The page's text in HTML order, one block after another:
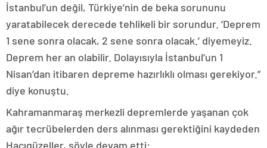
İstanbul’un değil, Türkiye’nin de beka sorununu
yaratabilecek derecede tehlikeli bir sorundur. ‘Deprem
1 sene sonra olacak, 2 sene sonra olacak.’ diyemeyiz.
Deprem her an olabilir. Dolayısıyla İstanbul’un 1
Nisan’dan itibaren depreme hazırlıklı olması gerekiyor.”
diye konuştu.
Kahramanmaraş merkezli depremlerde yaşanan çok
ağır tecrübelerden ders alınması gerektiğini kaydeden
Hacıgüzeller, şöyle devam etti: